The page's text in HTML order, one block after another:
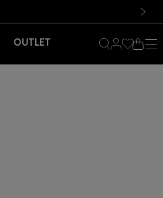
OUTLET